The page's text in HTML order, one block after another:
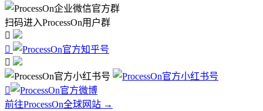
扫码进入ProcessOn用户群




前往ProcessOn全球网站 →